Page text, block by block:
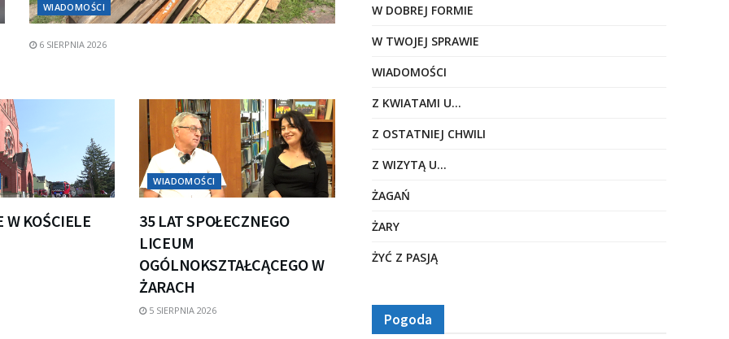
WIADOMOŚCI
6 SIERPNIA 2026
W KOŚCIELE
WIADOMOŚCI
35 LAT SPOŁECZNEGO
LICEUM
OGÓLNOKSZTAŁCĄCEGO W
ŻARACH
5 SIERPNIA 2026
W DOBREJ FORMIE
W TWOJEJ SPRAWIE
WIADOMOŚCI
Z KWIATAMI U…
Z OSTATNIEJ CHWILI
Z WIZYTĄ U…
ŻAGAŃ
ŻARY
ŻYĆ Z PASJĄ
Pogoda